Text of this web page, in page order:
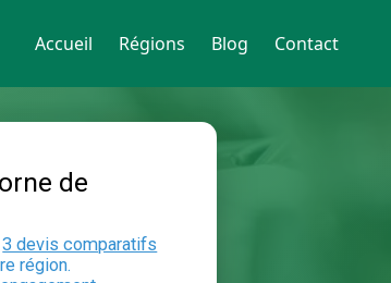
Accueil Régions Blog Contact
recharge